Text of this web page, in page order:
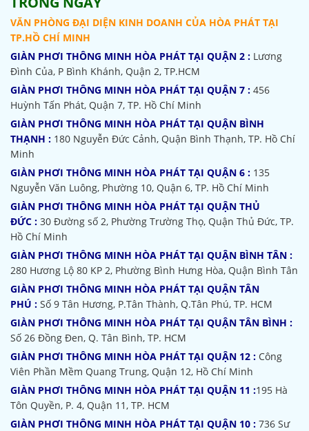
VĂN PHÒNG ĐẠI DIỆN KINH DOANH CỦA HÒA PHÁT TẠI
TP.HỒ CHÍ MINH
GIÀN PHƠI THÔNG MINH HÒA PHÁT TẠI QUẬN 2 : Lương
Đình Của, P Bình Khánh, Quận 2, TP.HCM
GIÀN PHƠI THÔNG MINH HÒA PHÁT TẠI QUẬN 7 : 456
Huỳnh Tấn Phát, Quận 7, TP. Hồ Chí Minh
GIÀN PHƠI THÔNG MINH HÒA PHÁT TẠI QUẬN BÌNH
THẠNH : 180 Nguyễn Đức Cảnh, Quận Bình Thạnh, TP. Hồ Chí
Minh
GIÀN PHƠI THÔNG MINH HÒA PHÁT TẠI QUẬN 6 : 135
Nguyễn Văn Luông, Phường 10, Quận 6, TP. Hồ Chí Minh
GIÀN PHƠI THÔNG MINH HÒA PHÁT TẠI QUẬN THỦ
ĐỨC : 30 Đường số 2, Phường Trường Thọ, Quận Thủ Đức, TP.
Hồ Chí Minh
GIÀN PHƠI THÔNG MINH HÒA PHÁT TẠI QUẬN BÌNH TÂN :
280 Hương Lộ 80 KP 2, Phường Bình Hưng Hòa, Quận Bình Tân
GIÀN PHƠI THÔNG MINH HÒA PHÁT TẠI QUẬN TÂN
PHÚ : Số 9 Tân Hương, P.Tân Thành, Q.Tân Phú, TP. HCM
GIÀN PHƠI THÔNG MINH HÒA PHÁT TẠI QUẬN TÂN BÌNH :
Số 26 Đồng Đen, Q. Tân Bình, TP. HCM
GIÀN PHƠI THÔNG MINH HÒA PHÁT TẠI QUẬN 12 : Công
Viên Phần Mềm Quang Trung, Quận 12, Hồ Chí Minh
GIÀN PHƠI THÔNG MINH HÒA PHÁT TẠI QUẬN 11 :195 Hà
Tôn Quyền, P. 4, Quận 11, TP. HCM
GIÀN PHƠI THÔNG MINH HÒA PHÁT TẠI QUẬN 10 : 736 Sư